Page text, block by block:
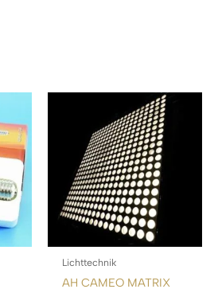
Lichttechnik
AH CAMEO MATRIX